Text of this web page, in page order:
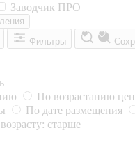
Заводчик ПРО
Фильтры
По возрастанию
По дате размещения
старше